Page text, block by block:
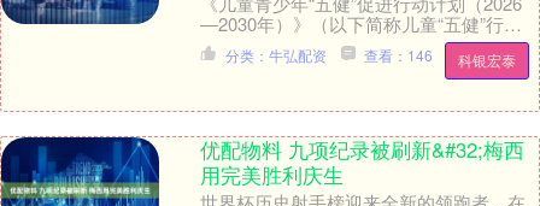
—2030年）》（以下简称儿童“五健”行动
计划），促进儿童、青少年的体重、视
力....
科银宏泰
分类：牛弘配资 查看：146
优配物料 九项纪录被刷新&#32;梅西
用完美胜利庆生